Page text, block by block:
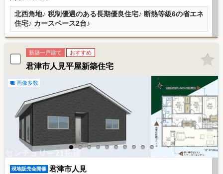
北西角地♪ 税制優遇のある長期優良住宅♪ 断熱等級6の省エネ
住宅♪ カースペース2台♪
新築一戸建て おすすめ
君津市人見平屋新築住宅
画像多数
現地販売会開催 君津市人見